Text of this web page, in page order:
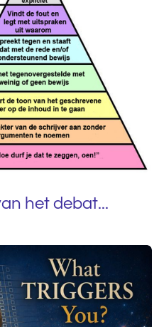
het debat...